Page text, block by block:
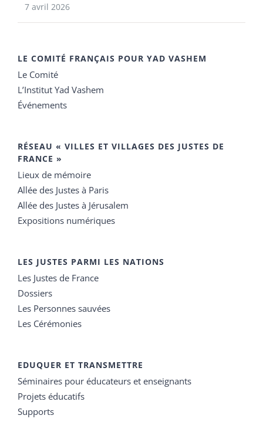
7 avril 2026
LE COMITÉ FRANÇAIS POUR YAD VASHEM
Le Comité
L’Institut Yad Vashem
Événements
RÉSEAU « VILLES ET VILLAGES DES JUSTES DE
FRANCE »
Lieux de mémoire
Allée des Justes à Paris
Allée des Justes à Jérusalem
Expositions numériques
LES JUSTES PARMI LES NATIONS
Les Justes de France
Dossiers
Les Personnes sauvées
Les Cérémonies
EDUQUER ET TRANSMETTRE
Séminaires pour éducateurs et enseignants
Projets éducatifs
Supports